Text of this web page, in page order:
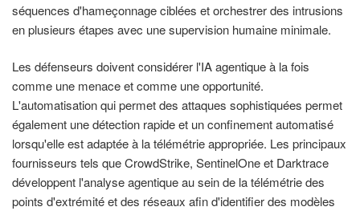
séquences d'hameçonnage ciblées et orchestrer des intrusions
en plusieurs étapes avec une supervision humaine minimale.
Les défenseurs doivent considérer l'IA agentique à la fois
comme une menace et comme une opportunité.
L'automatisation qui permet des attaques sophistiquées permet
également une détection rapide et un confinement automatisé
lorsqu'elle est adaptée à la télémétrie appropriée. Les principaux
fournisseurs tels que CrowdStrike, SentinelOne et Darktrace
développent l'analyse agentique au sein de la télémétrie des
points d'extrémité et des réseaux afin d'identifier des modèles